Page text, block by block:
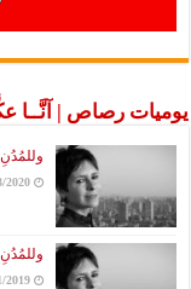
يوميات رصاص | آنَّــا
2020
2019